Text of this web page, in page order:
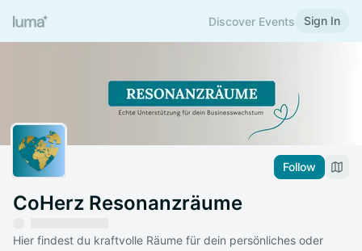
Discover Events Sign In
Follow
CoHerz Resonanzräume
Hier findest du kraftvolle Räume für dein persönliches oder